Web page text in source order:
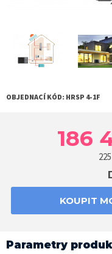
OBJEDNACÍ KÓD: HRSP 4-1F
186
KOUPIT
Parametry